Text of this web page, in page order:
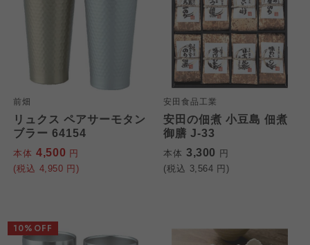
前畑
リュクス ペアサーモタン
ブラー 64154
本体 4,500 円
(税込 4,950 円)
安田食品工業
安田の佃煮 小豆島 佃煮
御膳 J-33
本体 3,300 円
(税込 3,564 円)
10%OFF